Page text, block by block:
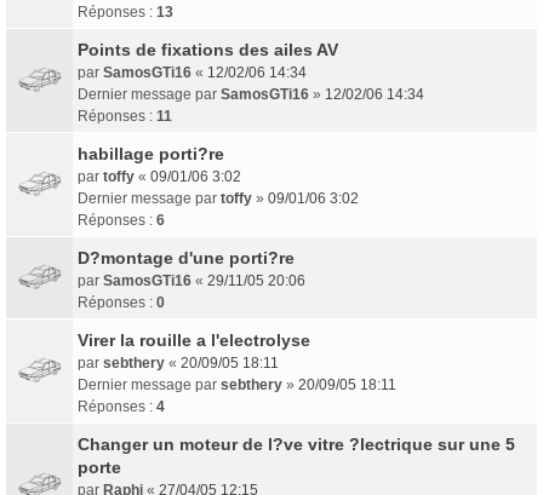
Réponses : 13
Points de fixations des ailes AV
par SamosGTi16 « 12/02/06 14:34
Dernier message par SamosGTi16 » 12/02/06 14:34
Réponses : 11
habillage porti?re
par toffy « 09/01/06 3:02
Dernier message par toffy » 09/01/06 3:02
Réponses : 6
D?montage d'une porti?re
par SamosGTi16 « 29/11/05 20:06
Réponses : 0
Virer la rouille a l'electrolyse
par sebthery « 20/09/05 18:11
Dernier message par sebthery » 20/09/05 18:11
Réponses : 4
Changer un moteur de l?ve vitre ?lectrique sur une 5
porte
par Raphi « 27/04/05 12:15